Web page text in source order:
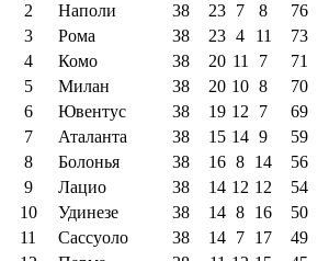
2
Наполи 38 23 7 8
76
3
Рома 38 23 4 11
73
4
Комо 38 20 11 7
71
5
Милан 38 20 10 8
70
6
Ювентус 38 19 12 7
69
7
Аталанта 38 15 14 9
59
8
Болонья 38 16 8 14
56
9
Лацио 38 14 12 12
54
10
Удинезе 38 14 8 16
50
11
Сассуоло 38 14 7 17
49